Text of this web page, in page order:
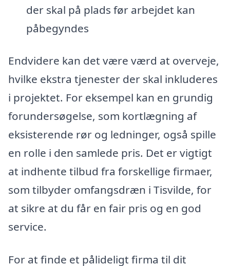
der skal på plads før arbejdet kan
påbegyndes
Endvidere kan det være værd at overveje,
hvilke ekstra tjenester der skal inkluderes
i projektet. For eksempel kan en grundig
forundersøgelse, som kortlægning af
eksisterende rør og ledninger, også spille
en rolle i den samlede pris. Det er vigtigt
at indhente tilbud fra forskellige firmaer,
som tilbyder omfangsdræn i Tisvilde, for
at sikre at du får en fair pris og en god
service.
For at finde et pålideligt firma til dit